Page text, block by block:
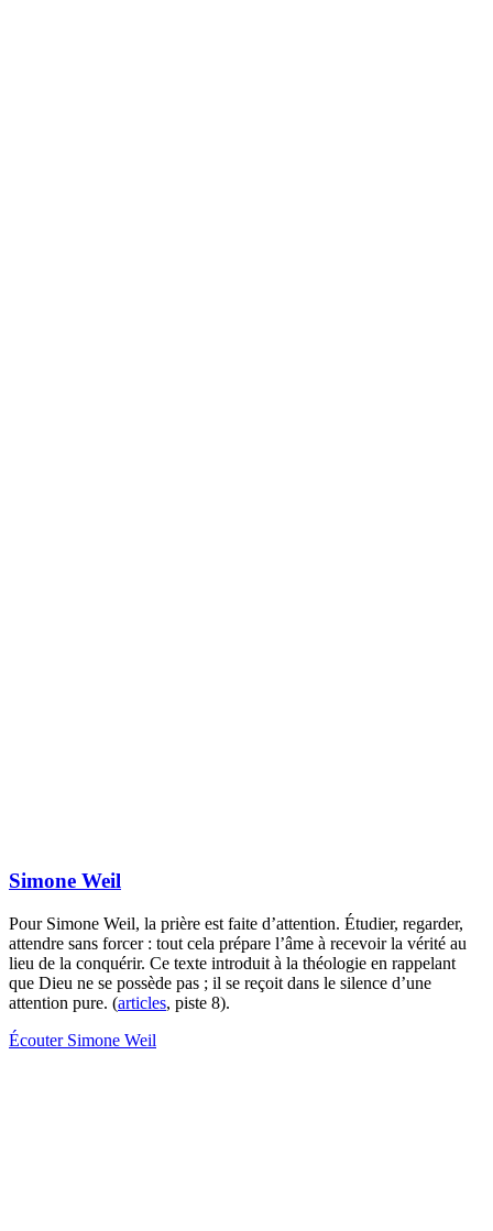
Simone Weil
Pour Simone Weil, la prière est faite d’attention. Étudier, regarder,
attendre sans forcer : tout cela prépare l’âme à recevoir la vérité au
lieu de la conquérir. Ce texte introduit à la théologie en rappelant
que Dieu ne se possède pas ; il se reçoit dans le silence d’une
attention pure. (articles, piste 8).
Écouter Simone Weil